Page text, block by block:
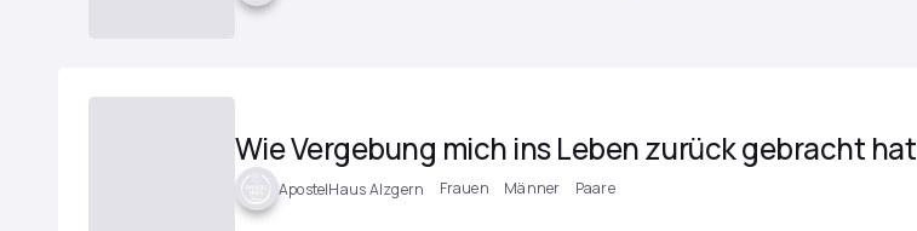
Wie Vergebung mich ins Leben zurück gebracht hat
ApostelHaus Alzgern Frauen Männer Paare